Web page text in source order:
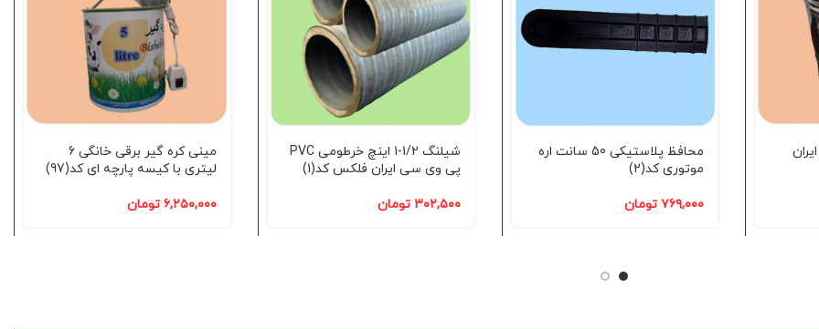
ایران
محافظ پلاستیکی 50 سانت اره
موتوری کد(2)
۷۶۹,۰۰۰ تومان
شیلنگ 1/2-1 اینچ خرطومی PVC
پی وی سی ایران فلکس کد(1)
۳۰۲,۵۰۰ تومان
مینی کره گیر برقی خانگی 6
لیتری با کیسه پارچه ای کد(97)
۶,۲۵۰,۰۰۰ تومان